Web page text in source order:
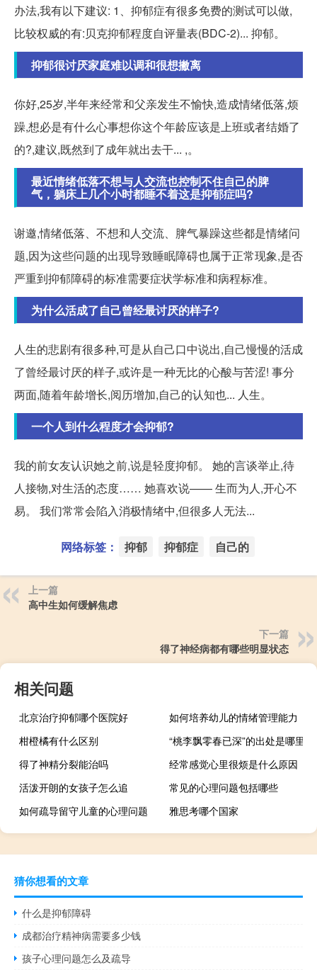
办法,我有以下建议: 1、抑郁症有很多免费的测试可以做,
比较权威的有:贝克抑郁程度自评量表(BDC-2)... 抑郁。
抑郁很讨厌家庭难以调和很想撇离
你好,25岁,半年来经常和父亲发生不愉快,造成情绪低落,烦
躁,想必是有什么心事想你这个年龄应该是上班或者结婚了
的?,建议,既然到了成年就出去干... ,。
最近情绪低落不想与人交流也控制不住自己的脾
气，躺床上几个小时都睡不着这是抑郁症吗?
谢邀,情绪低落、不想和人交流、脾气暴躁这些都是情绪问
题,因为这些问题的出现导致睡眠障碍也属于正常现象,是否
严重到抑郁障碍的标准需要症状学标准和病程标准。
为什么活成了自己曾经最讨厌的样子?
人生的悲剧有很多种,可是从自己口中说出,自己慢慢的活成
了曾经最讨厌的样子,或许是一种无比的心酸与苦涩! 事分
两面,随着年龄增长,阅历增加,自己的认知也... 人生。
一个人到什么程度才会抑郁?
我的前女友认识她之前,说是轻度抑郁。 她的言谈举止,待
人接物,对生活的态度…… 她喜欢说—— 生而为人,开心不
易。 我们常常会陷入消极情绪中,但很多人无法...
网络标签： 抑郁 抑郁症 自己的
上一篇
高中生如何缓解焦虑
下一篇
得了神经病都有哪些明显状态
相关问题
北京治疗抑郁哪个医院好
如何培养幼儿的情绪管理能力
柑橙橘有什么区别
“桃李飘零春已深”的出处是哪里
得了神精分裂能治吗
经常感觉心里很烦是什么原因
活泼开朗的女孩子怎么追
常见的心理问题包括哪些
如何疏导留守儿童的心理问题
雅思考哪个国家
猜你想看的文章
什么是抑郁障碍
成都治疗精神病需要多少钱
孩子心理问题怎么及疏导